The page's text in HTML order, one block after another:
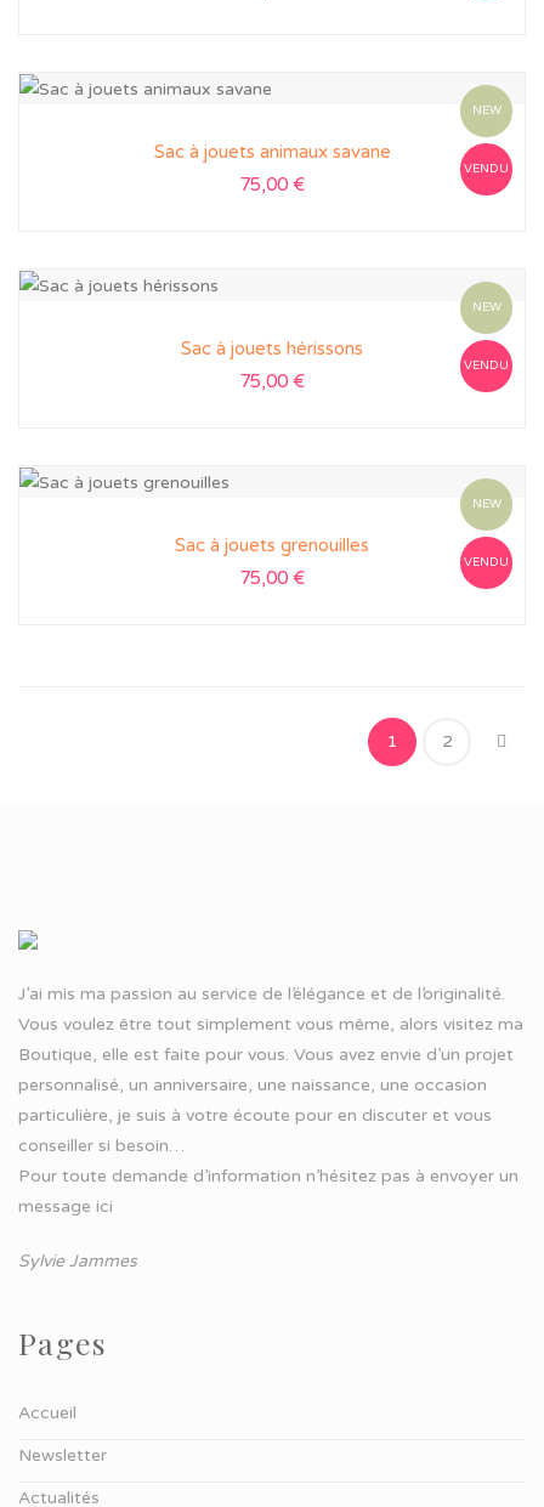
NEW
VENDU
Sac à jouets animaux savane
75,00 €
NEW
VENDU
Sac à jouets hérissons
75,00 €
NEW
VENDU
Sac à jouets grenouilles
75,00 €
1 2
J’ai mis ma passion au service de l’élégance et de l’originalité.
Vous voulez être tout simplement vous même, alors visitez ma
Boutique, elle est faite pour vous. Vous avez envie d’un projet
personnalisé, un anniversaire, une naissance, une occasion
particulière, je suis à votre écoute pour en discuter et vous
conseiller si besoin…
Pour toute demande d’information n’hésitez pas à envoyer un
message ici
Sylvie Jammes
Pages
Accueil
Newsletter
Actualités